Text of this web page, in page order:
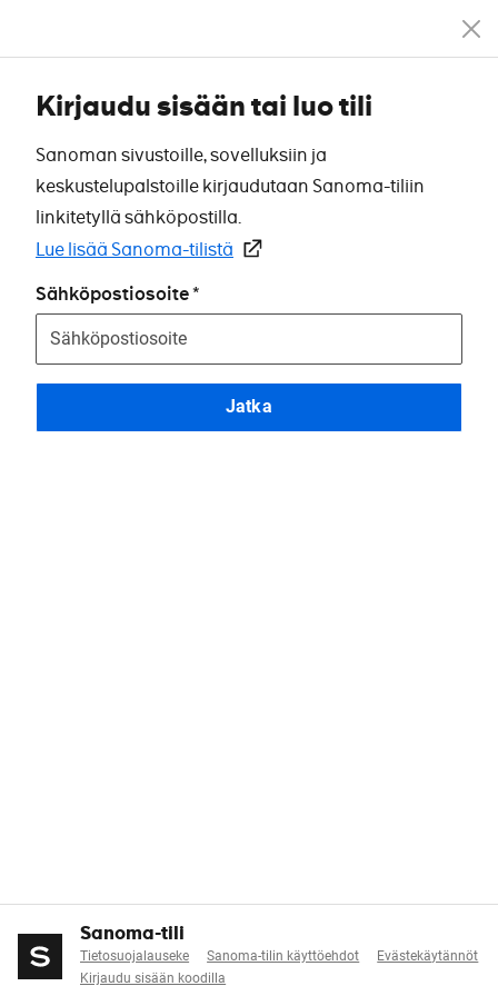
Kirjaudu sisään tai luo tili
Sanoman sivustoille, sovelluksiin ja
keskustelupalstoille kirjaudutaan Sanoma-tiliin
linkitetyllä sähköpostilla.
Lue lisää Sanoma-tilistä
Sähköpostiosoite
Jatka
Sanoma-tili
Tietosuojalauseke Sanoma-tilin käyttöehdot
Evästekäytännöt
Kirjaudu sisään koodilla